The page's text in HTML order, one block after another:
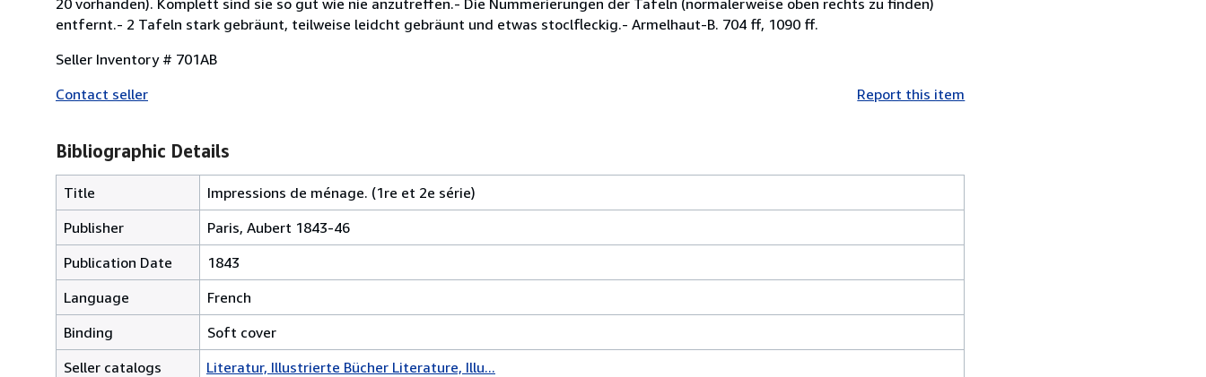
entfernt.- 2 Tafeln stark gebräunt, teilweise leidcht gebräunt und etwas stoclfleckig.- Armelhaut-B. 704 ff, 1090 ff.
Seller Inventory # 701AB
Contact seller
Report this item
Bibliographic Details
Title
Impressions de ménage. (1re et 2e série)
Publisher
Paris, Aubert 1843-46
Publication Date
1843
Language
French
Binding
Soft cover
Seller catalogs
Literatur, Illustrierte Bücher Literature, Illu...